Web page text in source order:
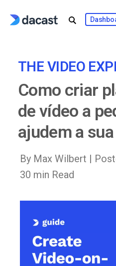
THE VIDEO
Como criar
de vídeo a
ajudem a
By Max Wilbert |
30 min Read